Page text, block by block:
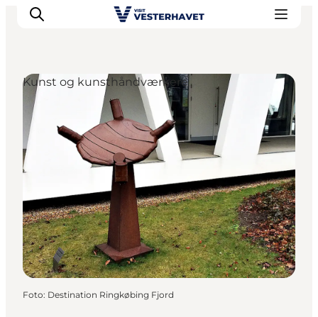
Det sker
Oplevelser
Vores Byer
Mad & Overnatning
Køb billet
Planlæg din ferie
Kunst og kunsthåndværkere
Foto: Destination Ringkøbing Fjord